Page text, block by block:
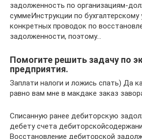
задолженность по организациям-
суммеИнструкции по
конкретных проводок по
задолженности, поэтому…
Помогите решить задачу по
предприятия.
Заплати налоги и ложись спать) Да
равно вам мне в макдаке заказ
Списанную ранее дебиторскую
дебету счета
Восстановление дебиторской